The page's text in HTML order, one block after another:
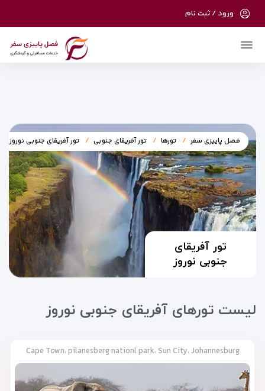
در حال حاضر ارتباط با سرور قطع می باشد لطفا
ورود / ثبت نام
فصل پاییزی سفر تورها تور آفریقای جنوبی تور آفریقای جنوبی نوروز
تور آفریقای
جنوبی نوروز
لیست تورهای آفریقای جنوبی نوروز
Cape Town، pilanesberg nationl park، Sun City، Johannesburg